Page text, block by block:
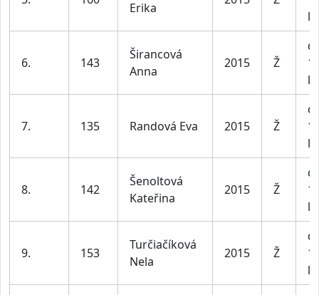
Erika
6. 143
Širancová
Anna
2015 Ž
7. 135 Randová Eva 2015 Ž
8. 142
Šenoltová
Kateřina
2015 Ž
9. 153
Turčiačíková
Nela
2015 Ž